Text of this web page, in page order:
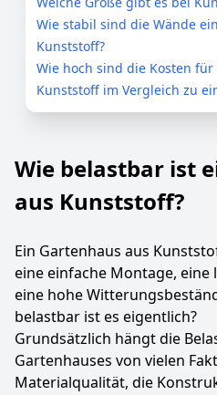
Wie stabil sind die Wände
Kunststoff?
Wie hoch sind die Kosten
Kunststoff im Vergleich zu
Wie belastbar ist
aus Kunststoff?
Ein Gartenhaus aus
eine einfache Montage,
eine hohe
belastbar ist es eigentlich?
Grundsätzlich hängt die
Gartenhauses von vielen
Materialqualität, die